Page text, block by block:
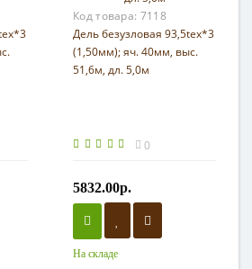
Код товара: 7118
Дель безузловая 93,5tex*3
(1,50мм); яч. 40мм, выс.
51,6м, дл. 5,0м
0
5832.00р.
На складе